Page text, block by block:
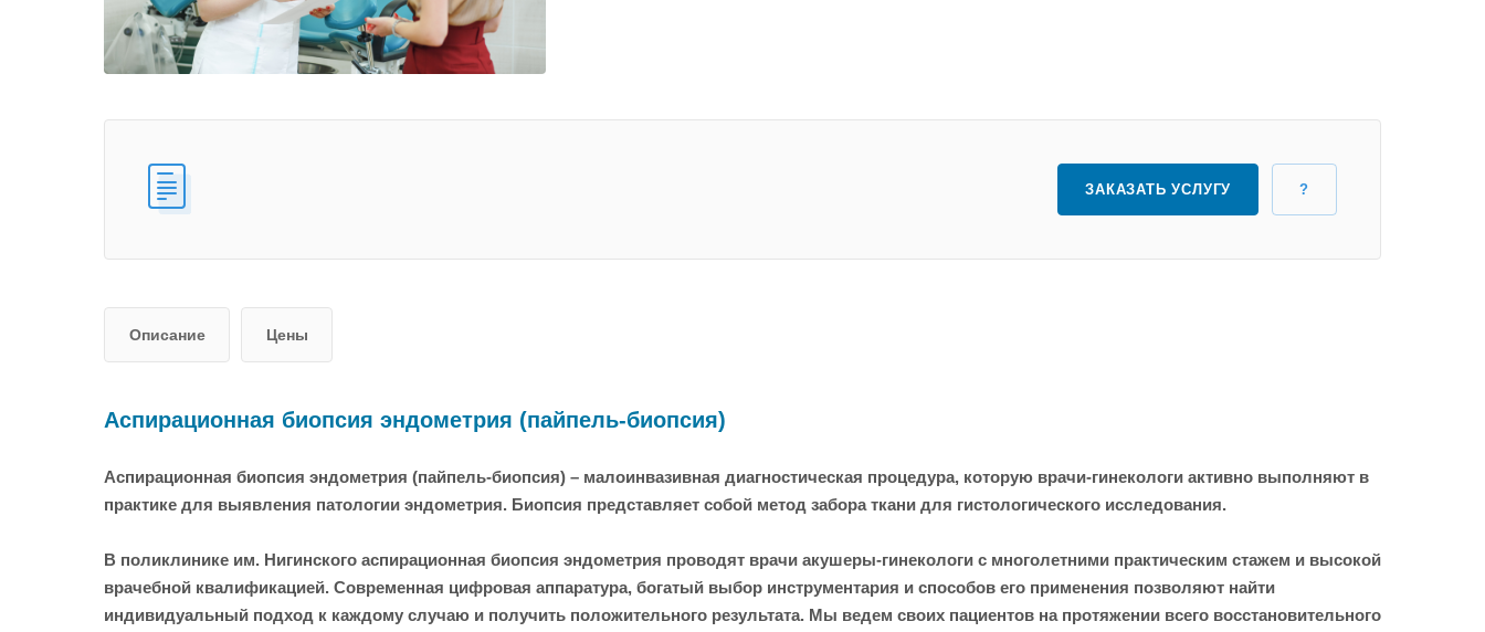
ЗАКАЗАТЬ УСЛУГУ ?
Описание Цены
Аспирационная биопсия эндометрия (пайпель-биопсия)
Аспирационная биопсия эндометрия (пайпель-биопсия) – малоинвазивная диагностическая процедура, которую врачи-гинекологи активно выполняют в
практике для выявления патологии эндометрия. Биопсия представляет собой метод забора ткани для гистологического исследования.
В поликлинике им. Нигинского аспирационная биопсия эндометрия проводят врачи акушеры-гинекологи с многолетними практическим стажем и высокой
врачебной квалификацией. Современная цифровая аппаратура, богатый выбор инструментария и способов его применения позволяют найти
индивидуальный подход к каждому случаю и получить положительного результата. Мы ведем своих пациентов на протяжении всего восстановительного